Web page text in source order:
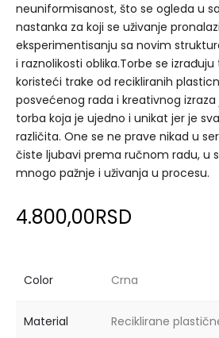
neuniformisanost, što se ogleda u
nastanka za koji se uživanje
eksperimentisanju sa novim
i raznolikosti oblika.Torbe se
koristeći trake od recikliranih
posvećenog rada i kreativnog izraza
torba koja je ujedno i unikat jer je
različita. One se ne prave nikad u
čiste ljubavi prema ručnom radu, u
mnogo pažnje i uživanja u procesu.
4.800,00RSD
Color Crna
Material Reciklirane